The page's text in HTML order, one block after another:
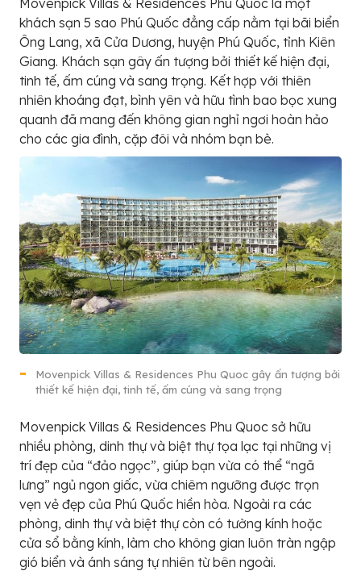
khách sạn 5 sao Phú Quốc đẳng cấp nằm tại bãi biển
Ông Lang, xã Cửa Dương, huyện Phú Quốc, tỉnh Kiên
Giang. Khách sạn gây ấn tượng bởi thiết kế hiện đại,
tinh tế, ấm cúng và sang trọng. Kết hợp với thiên
nhiên khoáng đạt, bình yên và hữu tình bao bọc xung
quanh đã mang đến không gian nghỉ ngơi hoàn hảo
cho các gia đình, cặp đôi và nhóm bạn bè.
Movenpick Villas & Residences Phu Quoc gây ấn tượng bởi
thiết kế hiện đại, tinh tế, ấm cúng và sang trọng
Movenpick Villas & Residences Phu Quoc sở hữu
nhiều phòng, dinh thự và biệt thự tọa lạc tại những vị
trí đẹp của “đảo ngọc”, giúp bạn vừa có thể “ngã
lưng” ngủ ngon giấc, vừa chiêm ngưỡng được trọn
vẹn vẻ đẹp của Phú Quốc hiền hòa. Ngoài ra các
phòng, dinh thự và biệt thự còn có tường kính hoặc
cửa sổ bằng kính, làm cho không gian luôn tràn ngập
gió biển và ánh sáng tự nhiên từ bên ngoài.